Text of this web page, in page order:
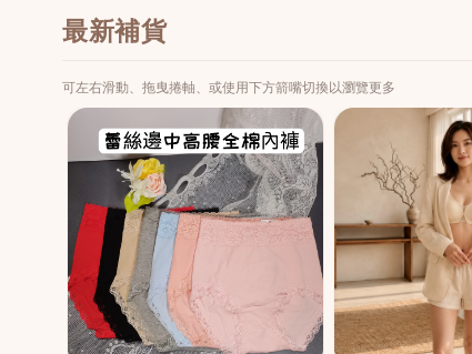
最新補貨
可左右滑動、拖曳捲軸、或使用下方箭嘴切換以瀏覽更多